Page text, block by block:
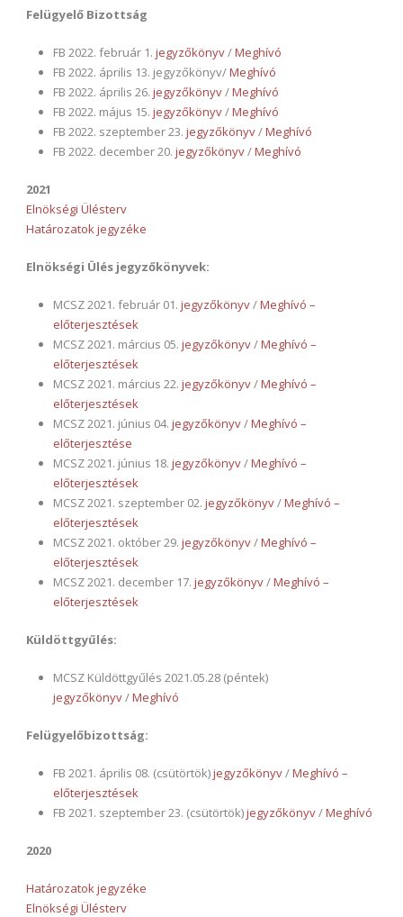
Felügyelő Bizottság
FB 2022. február 1. jegyzőkönyv/Meghívó
FB 2022. április 13. jegyzőkönyv/Meghívó
FB 2022. április 26. jegyzőkönyv/Meghívó
FB 2022. május 15. jegyzőkönyv/Meghívó
FB 2022. szeptember 23. jegyzőkönyv/Meghívó
FB 2022. december 20. jegyzőkönyv/Meghívó
2021
Elnökségi Ülésterv
Határozatok jegyzéke
Elnökségi Ülés jegyzőkönyvek:
MCSZ 2021. február 01. jegyzőkönyv/Meghívó –
előterjesztések
MCSZ 2021. március 05. jegyzőkönyv/Meghívó –
előterjesztések
MCSZ 2021. március 22. jegyzőkönyv/Meghívó –
előterjesztések
MCSZ 2021. június 04. jegyzőkönyv/Meghívó –
előterjesztése
MCSZ 2021. június 18. jegyzőkönyv/Meghívó –
előterjesztések
MCSZ 2021. szeptember 02. jegyzőkönyv/Meghívó –
előterjesztések
MCSZ 2021. október 29. jegyzőkönyv/Meghívó –
előterjesztések
MCSZ 2021. december 17. jegyzőkönyv/Meghívó –
előterjesztések
Küldöttgyűlés:
MCSZ Küldöttgyűlés 2021.05.28 (péntek)
jegyzőkönyv/Meghívó
Felügyelőbizottság:
FB 2021. április 08. (csütörtök)jegyzőkönyv/Meghívó –
előterjesztések
FB 2021. szeptember 23. (csütörtök)jegyzőkönyv/Meghívó
2020
Határozatok jegyzéke
Elnökségi Ülésterv